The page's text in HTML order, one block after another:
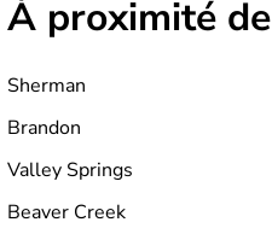
À proximité de
Sherman
Brandon
Valley Springs
Beaver Creek